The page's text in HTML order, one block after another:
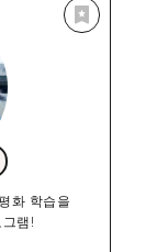
화 학습을
램!